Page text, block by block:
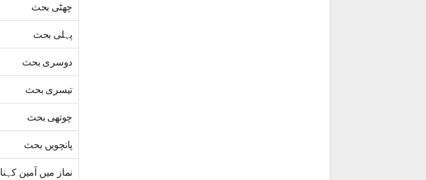
چھٹی بحث
پہلی بحث
دوسری بحث
تیسری بحث
چوتھی بحث
پانچویں بحث
نماز میں آمین کہنا